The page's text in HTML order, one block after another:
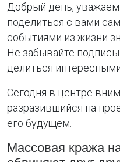
Добрый день,
поделиться с вами
событиями из жизни
Не забывайте
делиться
Сегодня в центре
разразившийся на
его будущем.
Массовая кража